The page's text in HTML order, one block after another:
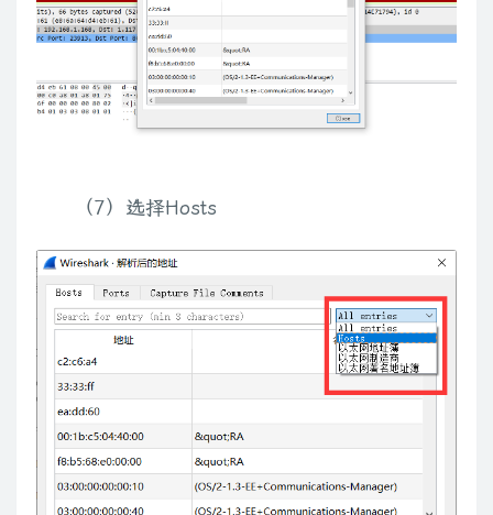
（7）选择Hosts